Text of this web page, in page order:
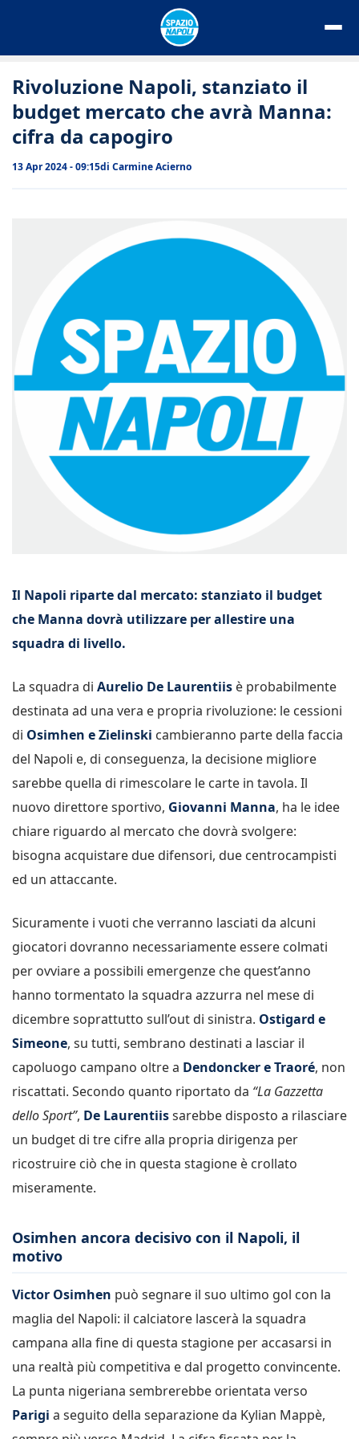
Rivoluzione Napoli, stanziato il
budget mercato che avrà Manna:
cifra da capogiro
13 Apr 2024 - 09:15di Carmine Acierno
Il Napoli riparte dal mercato: stanziato il budget
che Manna dovrà utilizzare per allestire una
squadra di livello.
La squadra di Aurelio De Laurentiis è probabilmente
destinata ad una vera e propria rivoluzione: le cessioni
di Osimhen e Zielinski cambieranno parte della faccia
del Napoli e, di conseguenza, la decisione migliore
sarebbe quella di rimescolare le carte in tavola. Il
nuovo direttore sportivo, Giovanni Manna, ha le idee
chiare riguardo al mercato che dovrà svolgere:
bisogna acquistare due difensori, due centrocampisti
ed un attaccante.
Sicuramente i vuoti che verranno lasciati da alcuni
giocatori dovranno necessariamente essere colmati
per ovviare a possibili emergenze che quest’anno
hanno tormentato la squadra azzurra nel mese di
dicembre soprattutto sull’out di sinistra. Ostigard e
Simeone, su tutti, sembrano destinati a lasciar il
capoluogo campano oltre a Dendoncker e Traoré, non
riscattati. Secondo quanto riportato da “La Gazzetta
dello Sport”, De Laurentiissarebbe disposto a rilasciare
un budget di tre cifre alla propria dirigenza per
ricostruire ciò che in questa stagione è crollato
miseramente.
Osimhen ancora decisivo con il Napoli, il
motivo
Victor Osimhen può segnare il suo ultimo gol con la
maglia del Napoli: il calciatore lascerà la squadra
campana alla fine di questa stagione per accasarsi in
una realtà più competitiva e dal progetto convincente.
La punta nigeriana sembrerebbe orientata verso
Parigi a seguito della separazione da Kylian Mappè,